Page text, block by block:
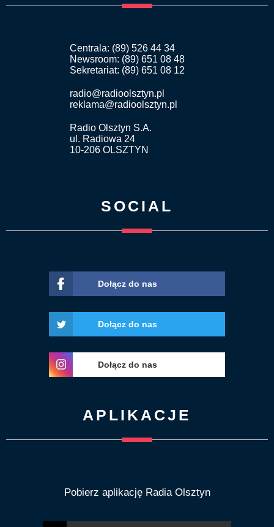
Centrala: (89) 526 44 34
Newsroom: (89) 651 08 48
Sekretariat: (89) 651 08 12
radio@radioolsztyn.pl
reklama@radioolsztyn.pl
Radio Olsztyn S.A.
ul. Radiowa 24
10-206 OLSZTYN
SOCIAL
Dołącz do nas
Dołącz do nas
Dołącz do nas
APLIKACJE
Pobierz aplikację Radia Olsztyn